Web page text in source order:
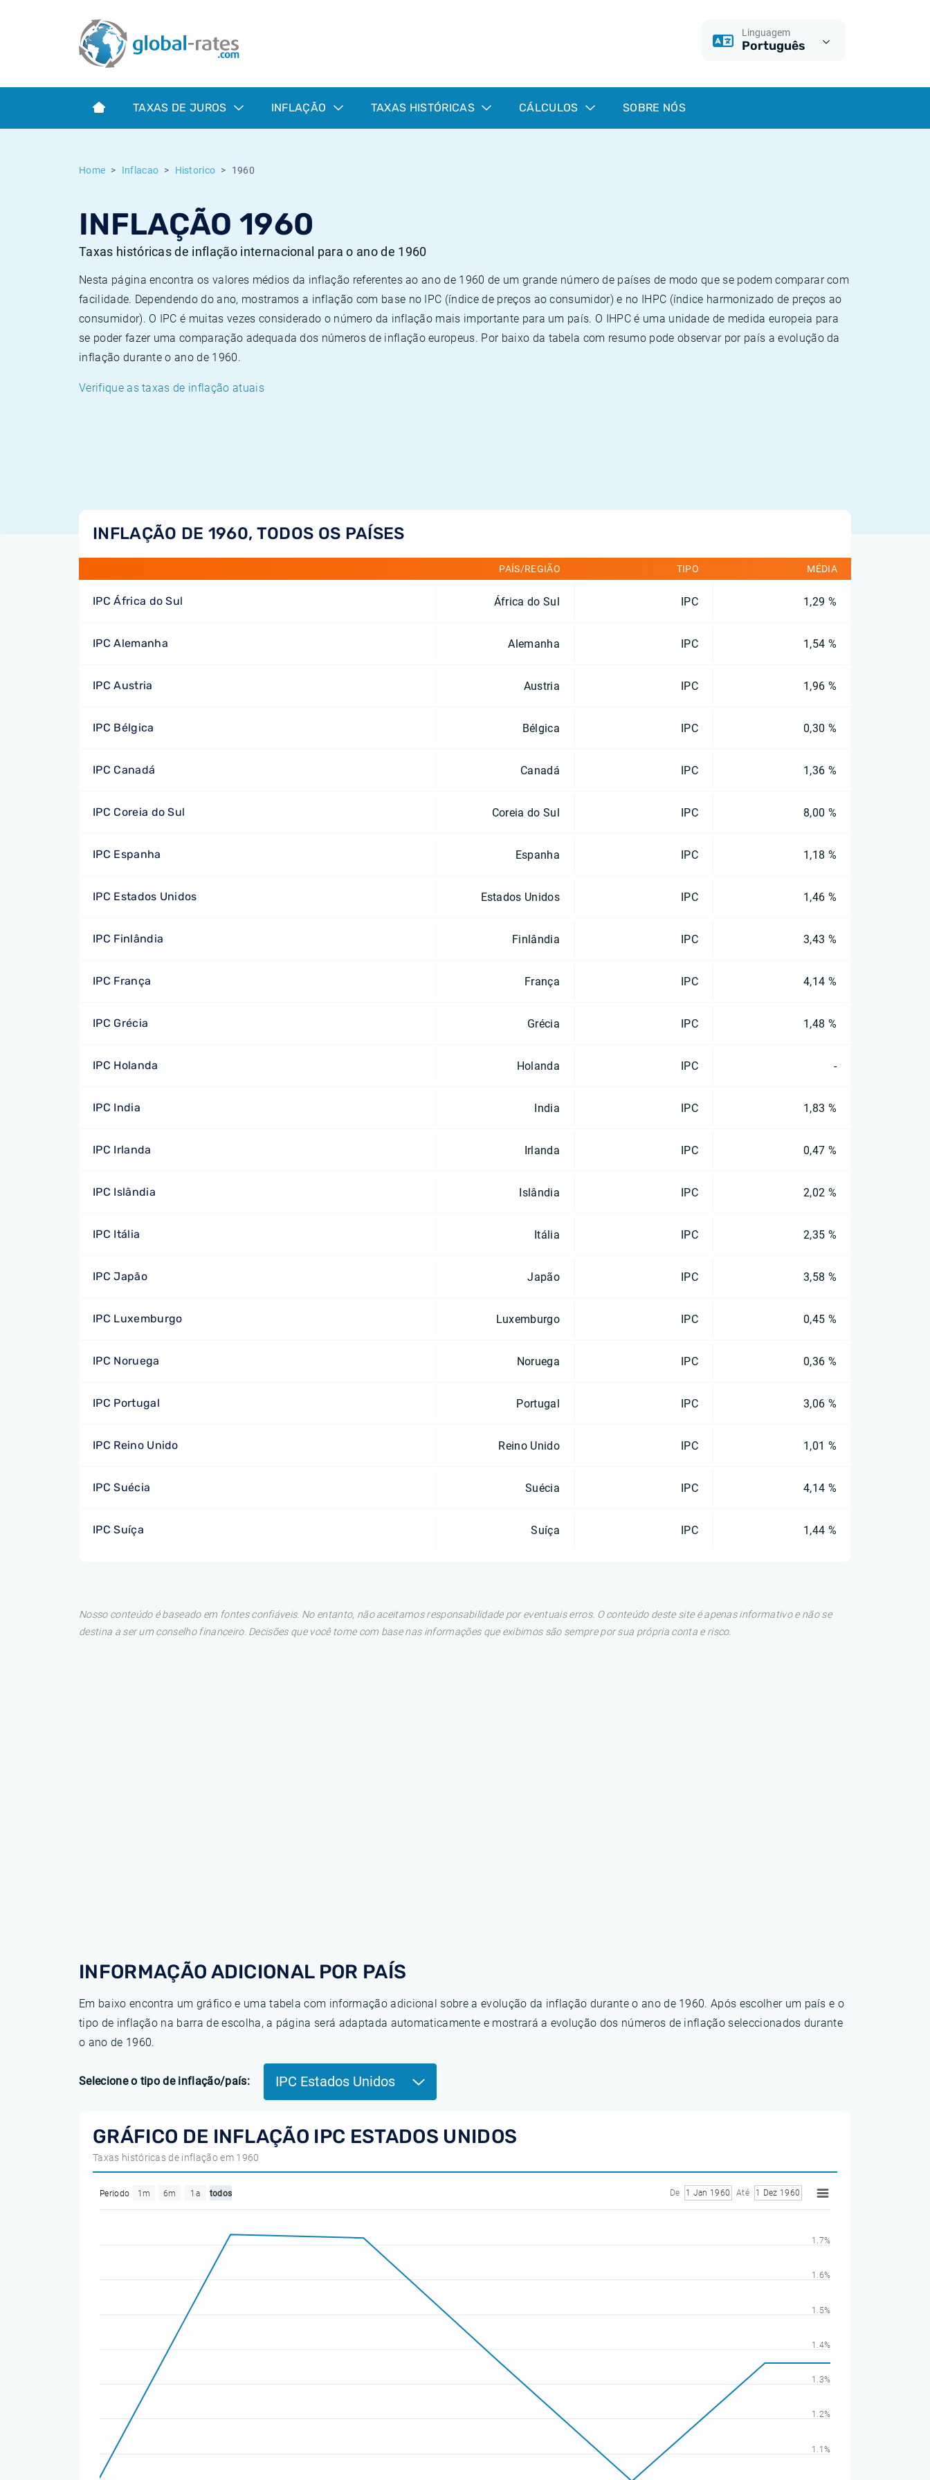
Linguagem
Português
TAXAS DE JUROS INFLAÇÃO TAXAS HISTÓRICAS CÁLCULOS SOBRE NÓS
Home Inflacao Historico 1960
INFLAÇÃO 1960
Taxas históricas de inflação internacional para o ano de 1960
Nesta página encontra os valores médios da inflação referentes ao ano de 1960 de um grande número de países de modo que se podem comparar com
facilidade. Dependendo do ano, mostramos a inflação com base no IPC (índice de preços ao consumidor) e no IHPC (índice harmonizado de preços ao
consumidor). O IPC é muitas vezes considerado o número da inflação mais importante para um país. O IHPC é uma unidade de medida europeia para
se poder fazer uma comparação adequada dos números de inflação europeus. Por baixo da tabela com resumo pode observar por país a evolução da
inflação durante o ano de 1960.
Verifique as taxas de inflação atuais
INFLAÇÃO DE 1960, TODOS OS PAÍSES
PAÍS/REGIÃO TIPO MÉDIA
IPC África do Sul África do Sul IPC 1,29 %
IPC Alemanha Alemanha IPC 1,54 %
IPC Austria Austria IPC 1,96 %
IPC Bélgica Bélgica IPC 0,30 %
IPC Canadá Canadá IPC 1,36 %
IPC Coreia do Sul Coreia do Sul IPC 8,00 %
IPC Espanha Espanha IPC 1,18 %
IPC Estados Unidos Estados Unidos IPC 1,46 %
IPC Finlândia Finlândia IPC 3,43 %
IPC França França IPC 4,14 %
IPC Grécia Grécia IPC 1,48 %
IPC Holanda Holanda IPC -
IPC India India IPC 1,83 %
IPC Irlanda Irlanda IPC 0,47 %
IPC Islândia Islândia IPC 2,02 %
IPC Itália Itália IPC 2,35 %
IPC Japão Japão IPC 3,58 %
IPC Luxemburgo Luxemburgo IPC 0,45 %
IPC Noruega Noruega IPC 0,36 %
IPC Portugal Portugal IPC 3,06 %
IPC Reino Unido Reino Unido IPC 1,01 %
IPC Suécia Suécia IPC 4,14 %
IPC Suíça Suíça IPC 1,44 %
Nosso conteúdo é baseado em fontes confiáveis. No entanto, não aceitamos responsabilidade por eventuais erros. O conteúdo deste site é apenas informativo e não se
destina a ser um conselho financeiro. Decisões que você tome com base nas informações que exibimos são sempre por sua própria conta e risco.
INFORMAÇÃO ADICIONAL POR PAÍS
Em baixo encontra um gráfico e uma tabela com informação adicional sobre a evolução da inflação durante o ano de 1960. Após escolher um país e o
tipo de inflação na barra de escolha, a página será adaptada automaticamente e mostrará a evolução dos números de inflação seleccionados durante
o ano de 1960.
Selecione o tipo de inflação/país: IPC Estados Unidos
GRÁFICO DE INFLAÇÃO IPC ESTADOS UNIDOS
Taxas históricas de inflação em 1960
Periodo 1m 6m 1a todos De 1 Jan 1960 Até 1 Dez 1960
1.1%
1.2%
1.3%
1.4%
1.5%
1.6%
1.7%
Term SOFR
O que é a inflação do IPC?
O que é a inflação do IHPC?
Taxas Euribor históricas
Taxas ESTER históricas
Taxas de inflação históricas
Calculadora de inflação